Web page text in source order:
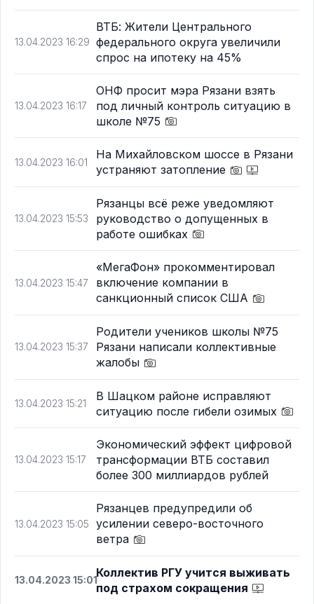
13.04.2023 16:29
ВТБ: Жители Центрального
федерального округа увеличили
спрос на ипотеку на 45%
13.04.2023 16:17
ОНФ просит мэра Рязани взять
под личный контроль ситуацию в
школе №75
13.04.2023 16:01
На Михайловском шоссе в Рязани
устраняют затопление
13.04.2023 15:53
Рязанцы всё реже уведомляют
руководство о допущенных в
работе ошибках
13.04.2023 15:47
«МегаФон» прокомментировал
включение компании в
санкционный список США
13.04.2023 15:37
Родители учеников школы №75
Рязани написали коллективные
жалобы
13.04.2023 15:21
В Шацком районе исправляют
ситуацию после гибели озимых
13.04.2023 15:17
Экономический эффект цифровой
трансформации ВТБ составил
более 300 миллиардов рублей
13.04.2023 15:05
Рязанцев предупредили об
усилении северо-восточного
ветра
13.04.2023 15:01
Коллектив РГУ учится выживать
под страхом сокращения